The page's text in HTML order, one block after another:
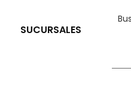
SUCURSALES